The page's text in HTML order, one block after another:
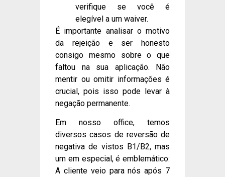
verifique se você é
elegível a um waiver.
É importante analisar o motivo
da rejeição e ser honesto
consigo mesmo sobre o que
faltou na sua aplicação. Não
mentir ou omitir informações é
crucial, pois isso pode levar à
negação permanente.
Em nosso office, temos
diversos casos de reversão de
negativa de vistos B1/B2, mas
um em especial, é emblemático:
A cliente veio para nós após 7